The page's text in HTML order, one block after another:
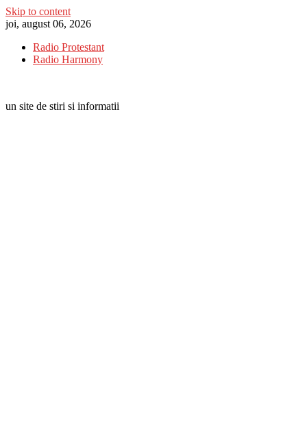
Skip to content
joi, august 06, 2026
Radio Protestant
Radio Harmony
un site de stiri si informatii